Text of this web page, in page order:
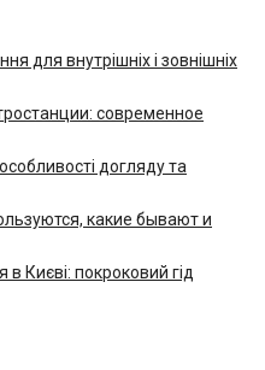
для внутрішніх і зовнішніх
современное
догляду та
какие бывают и
Києві: покроковий гід